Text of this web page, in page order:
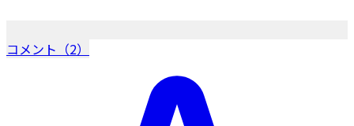
コメント（2）